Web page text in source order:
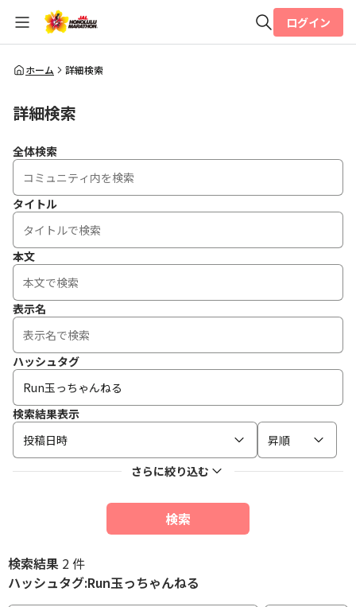
全体検索
ログイン
ホーム 詳細検索
詳細検索
全体検索
タイトル
本文
表示名
ハッシュタグ
検索結果表示
投稿日時
昇順
さらに絞り込む
検索
検索結果 2 件
ハッシュタグ:Run玉っちゃんねる